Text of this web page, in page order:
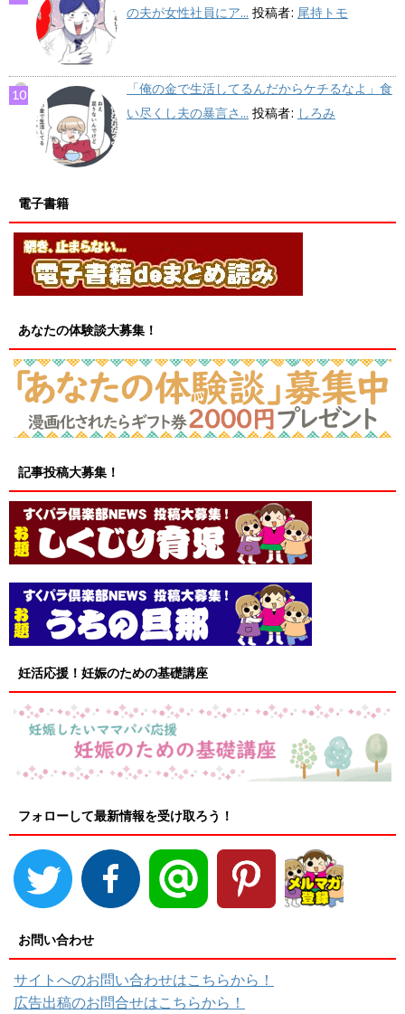
の夫が女性社員にア... 投稿者: 尾持トモ
「俺の金で生活してるんだからケチるなよ」食
い尽くし夫の暴言さ... 投稿者: しろみ
電子書籍
あなたの体験談大募集！
記事投稿大募集！
妊活応援！妊娠のための基礎講座
フォローして最新情報を受け取ろう！
お問い合わせ
サイトへのお問い合わせはこちらから！
広告出稿のお問合せはこちらから！